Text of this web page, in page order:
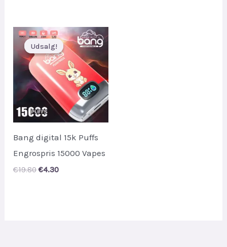
€37.00.€4.90.
Udsalg!
Udsalg!
Bang digital 15k Puffs
Engrospris 15000 Vapes
€19.80 Original
€4.30Current